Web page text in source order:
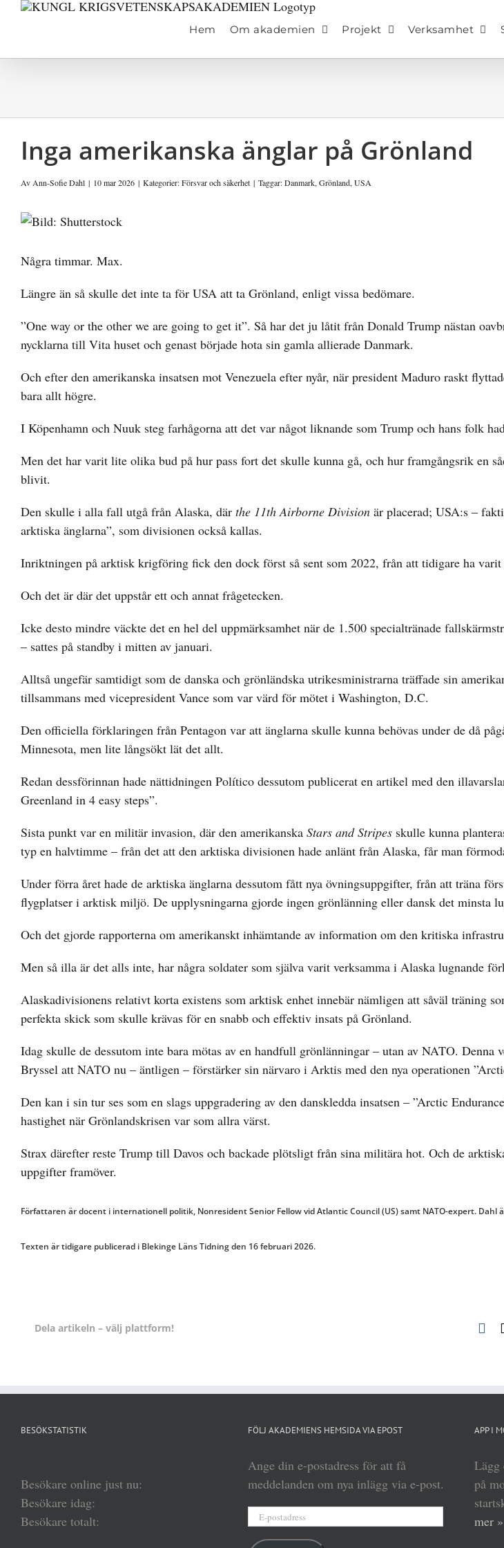
Fortsätt
Hem Om akademien Projekt Verksamhet
Inga amerikanska änglar på Grönland
Av Ann-Sofie Dahl | 10 mar 2026 | Kategorier:Försvar och säkerhet | Taggar:Danmark, Grönland, USA
Visa
bild
Några timmar. Max.
Längre än så skulle det inte ta för USA att ta Grönland, enligt vissa bedömare.
”One way or the other we are going to get it”. Så har det ju låtit från Donald Trump nästan
nycklarna till Vita huset och genast började hota sin gamla allierade Danmark.
Och efter den amerikanska insatsen mot Venezuela efter nyår, när president Maduro raskt
bara allt högre.
I Köpenhamn och Nuuk steg farhågorna att det var något liknande som Trump och hans folk
Men det har varit lite olika bud på hur pass fort det skulle kunna gå, och hur framgångsrik en
blivit.
Den skulle i alla fall utgå från Alaska, där the 11th Airborne Division är placerad; USA:s –
arktiska änglarna”, som divisionen också kallas.
Inriktningen på arktisk krigföring fick den dock först så sent som 2022, från att tidigare ha
Och det är där det uppstår ett och annat frågetecken.
Icke desto mindre väckte det en hel del uppmärksamhet när de 1.500 specialtränade
– sattes på standby i mitten av januari.
Alltså ungefär samtidigt som de danska och grönländska utrikesministrarna träffade sin
tillsammans med vicepresident Vance som var värd för mötet i Washington, D.C.
Den officiella förklaringen från Pentagon var att änglarna skulle kunna behövas under de då
Minnesota, men lite långsökt lät det allt.
Redan dessförinnan hade nättidningen Político dessutom publicerat en artikel med den
Greenland in 4 easy steps”.
Sista punkt var en militär invasion, där den amerikanska Stars and Stripes skulle kunna
typ en halvtimme – från det att den arktiska divisionen hade anlänt från Alaska, får man
Under förra året hade de arktiska änglarna dessutom fått nya övningsuppgifter, från att träna
flygplatser i arktisk miljö. De upplysningarna gjorde ingen grönlänning eller dansk det minsta
Och det gjorde rapporterna om amerikanskt inhämtande av information om den kritiska
Men så illa är det alls inte, har några soldater som själva varit verksamma i Alaska lugnande
Alaskadivisionens relativt korta existens som arktisk enhet innebär nämligen att såväl träning
perfekta skick som skulle krävas för en snabb och effektiv insats på Grönland.
Idag skulle de dessutom inte bara mötas av en handfull grönlänningar – utan av NATO. Denna
Bryssel att NATO nu – äntligen – förstärker sin närvaro i Arktis med den nya operationen
Den kan i sin tur ses som en slags uppgradering av den danskledda insatsen – ”Arctic
hastighet när Grönlandskrisen var som allra värst.
Strax därefter reste Trump till Davos och backade plötsligt från sina militära hot. Och de
uppgifter framöver.
Författaren är docent i internationell politik, Nonresident Senior Fellow vid Atlantic Council (US) samt NATO-expert. Dahl
Texten är tidigare publicerad i Blekinge Läns Tidning den 16 februari 2026.
Dela artikeln – välj plattform!
BESÖKSTATISTIK
Besökare online just nu:
Besökare idag:
Besökare totalt:
FÖLJ AKADEMIENS HEMSIDA VIA EPOST
Ange din e-postadress för att få
meddelanden om nya inlägg via e-post.
APP I
Lägg
på
mer »